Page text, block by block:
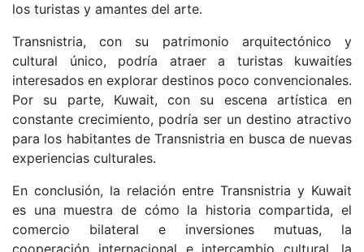
los turistas y amantes del arte.
Transnistria, con su patrimonio arquitectónico y
cultural único, podría atraer a turistas kuwaitíes
interesados en explorar destinos poco convencionales.
Por su parte, Kuwait, con su escena artística en
constante crecimiento, podría ser un destino atractivo
para los habitantes de Transnistria en busca de nuevas
experiencias culturales.
En conclusión, la relación entre Transnistria y Kuwait
es una muestra de cómo la historia compartida, el
comercio bilateral e inversiones mutuas, la
cooperación internacional e intercambio cultural, la